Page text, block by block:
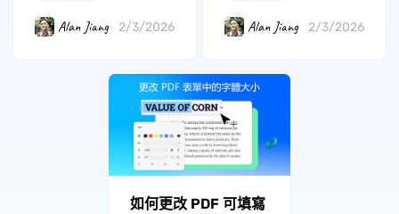
Alan Jiang 2/3/2026 Alan Jiang 2/3/2026
如何更改 PDF 可填寫